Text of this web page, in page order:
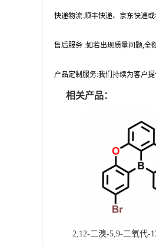
快递物流:顺丰快递、京东快递或
售后服务 :如若出现质量问题,全
产品定制服务:我们持续为客户
相关产品：
2,12-二溴-5,9-二氧代-